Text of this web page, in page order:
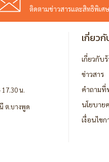
ติดตามข่าวสารและสิทธิพิเศ
น.
ต.บางพูด
เกี่ยวกั
เกี่ยวกับ
ข่าวสาร
คำถาม
นโยบาย
เงื่อนไข